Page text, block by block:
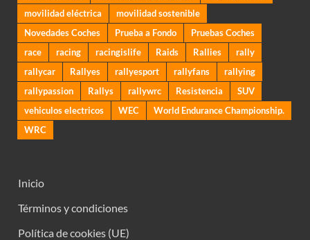
movilidad eléctrica
movilidad sostenible
Novedades Coches
Prueba a Fondo
Pruebas Coches
race
racing racingislife Raids Rallies
rally
rallycar
Rallyes rallyesport rallyfans
rallying
rallypassion
Rallys rallywrc Resistencia
SUV
vehiculos electricos
WEC
World Endurance Championship.
WRC
Inicio
Términos y condiciones
Política de cookies (UE)